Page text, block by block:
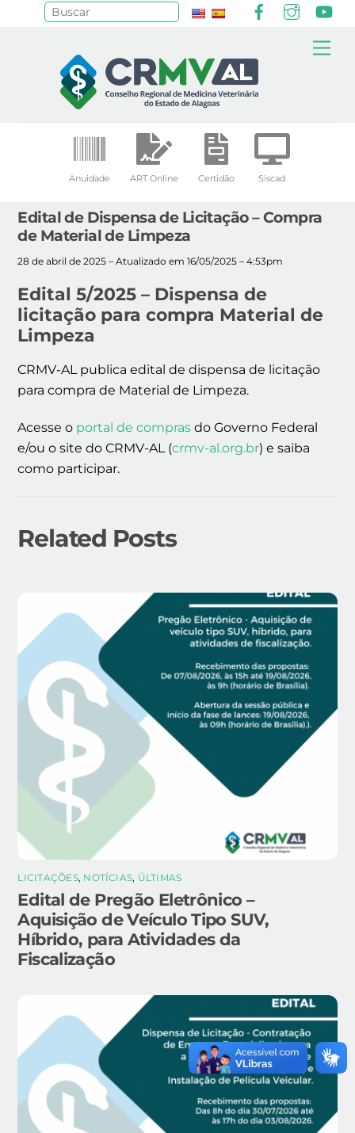
Anuidade ART Online Certidão Siscad
Edital de Dispensa de Licitação – Compra
de Material de Limpeza
28 de abril de 2025 – Atualizado em 16/05/2025 – 4:53pm
Edital 5/2025 – Dispensa de
licitação para compra Material de
Limpeza
CRMV-AL publica edital de dispensa de licitação
para compra de Material de Limpeza.
Acesse o portal de compras do Governo Federal
e/ou o site do CRMV-AL (crmv-al.org.br) e saiba
como participar.
Related Posts
LICITAÇÕES, NOTÍCIAS, ÚLTIMAS
Edital de Pregão Eletrônico –
Aquisição de Veículo Tipo SUV,
Híbrido, para Atividades da
Fiscalização